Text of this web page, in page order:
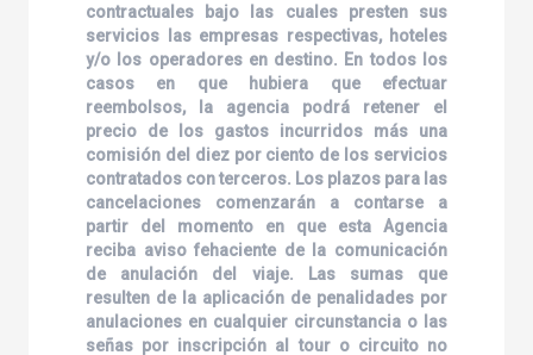
contractuales bajo las cuales presten sus
servicios las empresas respectivas, hoteles
y/o los operadores en destino. En todos los
casos en que hubiera que efectuar
reembolsos, la agencia podrá retener el
precio de los gastos incurridos más una
comisión del diez por ciento de los servicios
contratados con terceros. Los plazos para las
cancelaciones comenzarán a contarse a
partir del momento en que esta Agencia
reciba aviso fehaciente de la comunicación
de anulación del viaje. Las sumas que
resulten de la aplicación de penalidades por
anulaciones en cualquier circunstancia o las
señas por inscripción al tour o circuito no